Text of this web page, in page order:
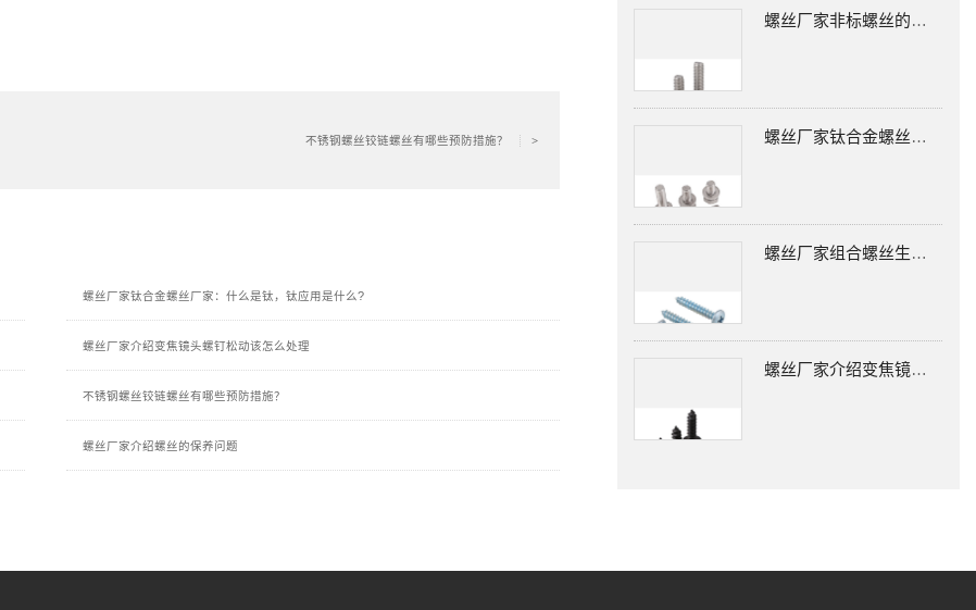
不锈钢螺丝铰链螺丝有哪些预防措施？ >
螺丝厂家钛合金螺丝厂家：什么是钛，钛应用是什么?
螺丝厂家介绍变焦镜头螺钉松动该怎么处理
不锈钢螺丝铰链螺丝有哪些预防措施？
螺丝厂家介绍螺丝的保养问题
螺丝厂家非标螺丝的类型及适用场合
螺丝厂家钛合金螺丝厂家：什么是钛，钛应用是什么?
螺丝厂家组合螺丝生锈的问题要怎么处理？
螺丝厂家介绍变焦镜头螺钉松动该怎么处理